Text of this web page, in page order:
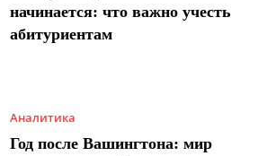
начинается: что важно учесть
абитуриентам
Аналитика
Год после Вашингтона: мир